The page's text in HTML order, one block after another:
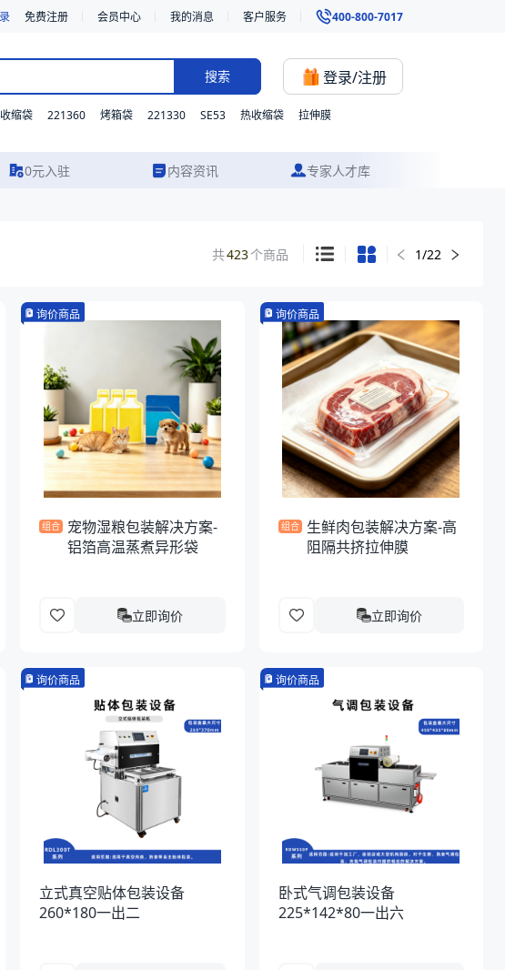
免费注册 会员中心 我的消息 客户服务 400-800-7017
搜索 登录/注册
缩袋 221360 烤箱袋 221330 SE53 热收缩袋 拉伸膜
0元入驻 内容资讯 专家人才库
共423个商品 1/22
询价商品
组合 宠物湿粮包装解决方案-
铝箔高温蒸煮异形袋
立即询价
询价商品
组合
生鲜肉包装解决方案-高
阻隔共挤拉伸膜
立即询价
询价商品
立式真空贴体包装设备
260*180一出二
询价商品
卧式气调包装设备
225*142*80一出六